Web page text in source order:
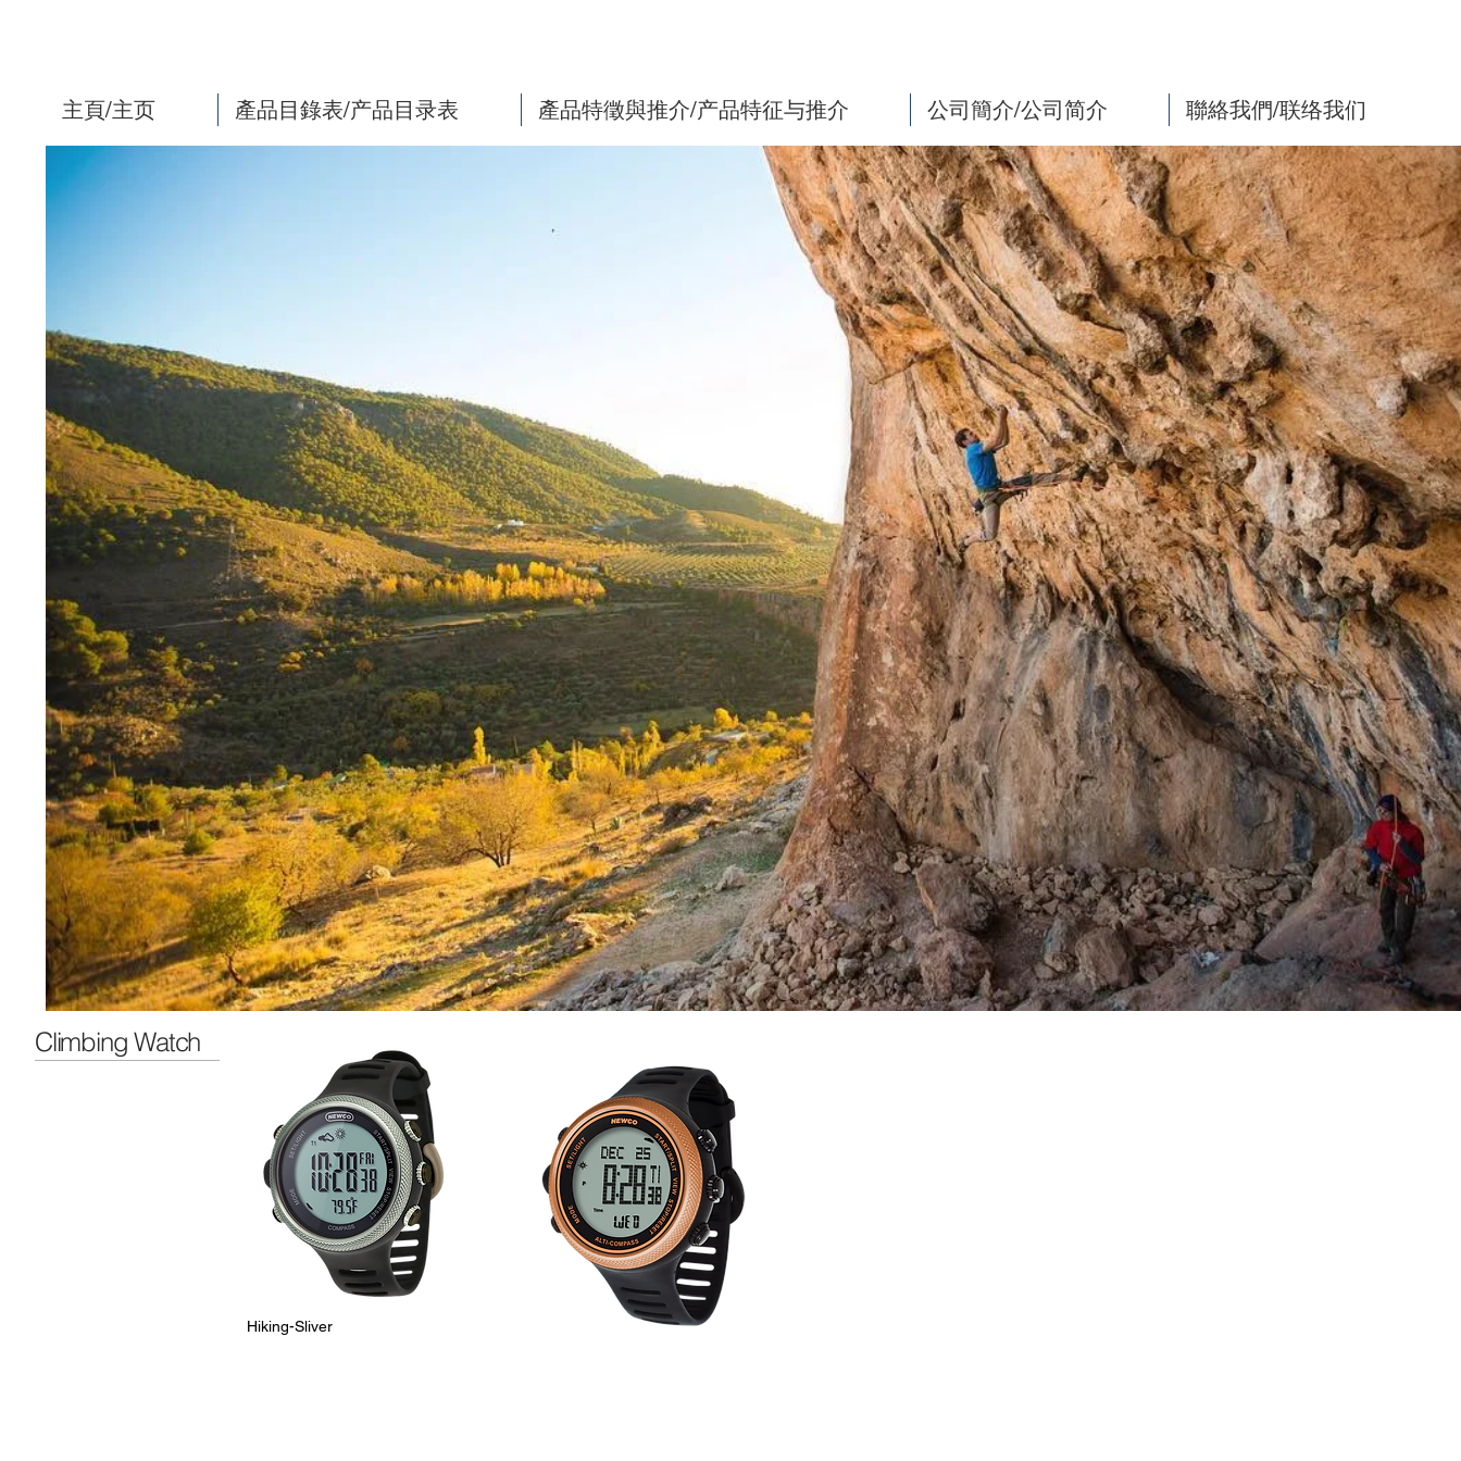
主頁/主页 產品目錄表/产品目录表 產品特徵與推介/产品特征与推介 公司簡介/公司简介 聯絡我們/联络我们
Climbing Watch
Hiking-Sliver